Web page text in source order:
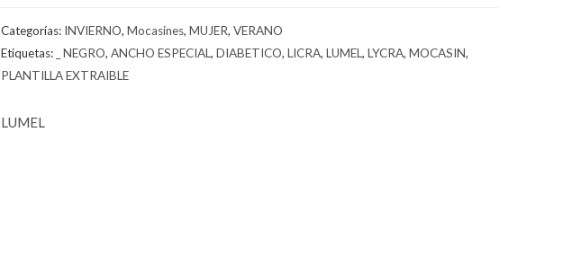
Categorías: INVIERNO, Mocasines, MUJER, VERANO
Etiquetas:
_ NEGRO, ANCHO ESPECIAL, DIABETICO, LICRA, LUMEL, LYCRA, MOCASIN,
PLANTILLA EXTRAIBLE
LUMEL